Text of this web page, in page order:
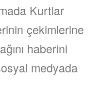
Kurtlar
çekimlerine
haberini
medyada